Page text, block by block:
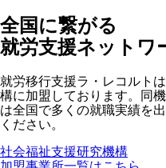
全国に繋がる
就労支援ネットワ
就労移行支援ラ・レコルト
構に加盟しております。同
は全国で多くの就職実績を
ください。
社会福祉支援研究機構